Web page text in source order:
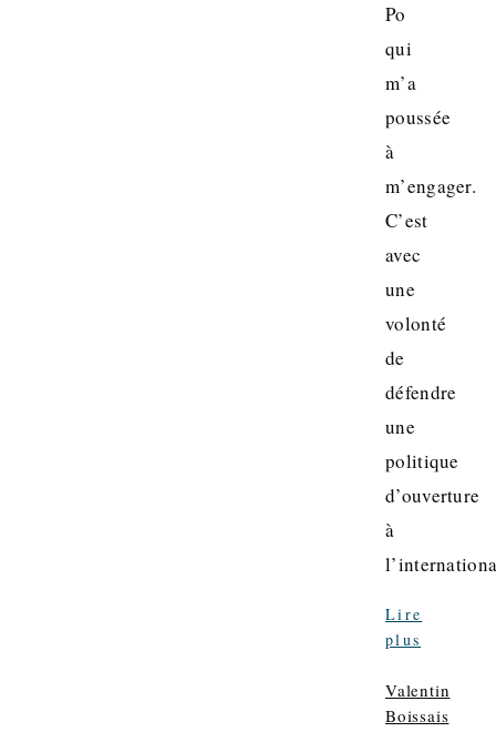
Po
qui
m’a
poussée
à
m’engager.
C’est
avec
une
volonté
de
défendre
une
politique
d’ouverture
à
Lire
plus
Valentin
Boissais